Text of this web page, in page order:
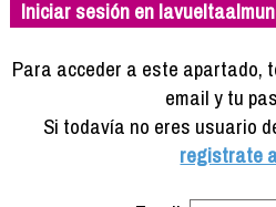
Libros
Compañeros de viaje
Info viajeros
Iniciar sesión en
Para acceder a este apartado,
email y tu
Si todavía no eres usuario
registrate